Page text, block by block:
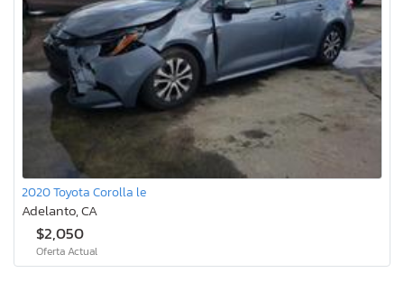
2020 Toyota Corolla le
Adelanto, CA
$2,050
Oferta Actual